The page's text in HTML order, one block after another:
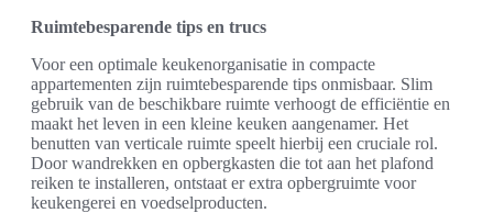
Ruimtebesparende tips en trucs
Voor een optimale keukenorganisatie in compacte
appartementen zijn ruimtebesparende tips onmisbaar. Slim
gebruik van de beschikbare ruimte verhoogt de efficiëntie en
maakt het leven in een kleine keuken aangenamer. Het
benutten van verticale ruimte speelt hierbij een cruciale rol.
Door wandrekken en opbergkasten die tot aan het plafond
reiken te installeren, ontstaat er extra opbergruimte voor
keukengerei en voedselproducten.